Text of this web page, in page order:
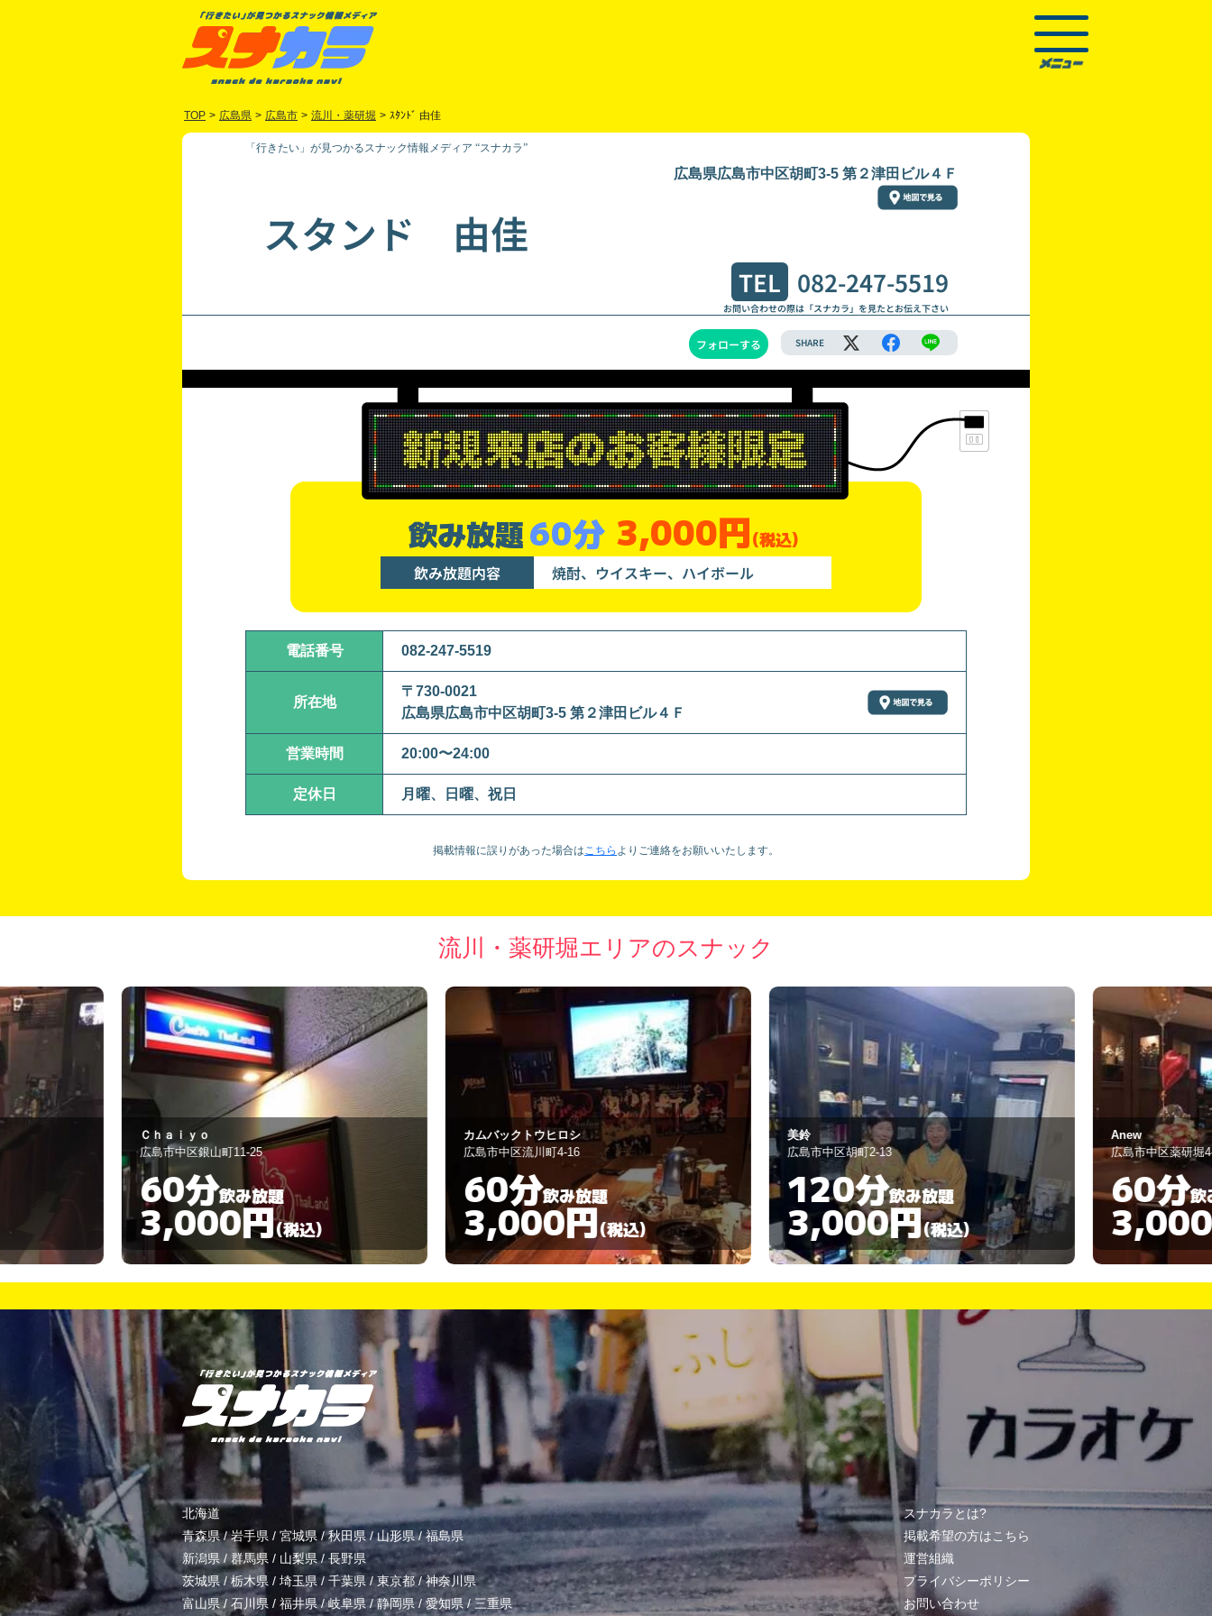
TOP > 広島県 > 広島市 > 流川・薬研堀 > ｽﾀﾝﾄﾞ 由佳
「行きたい」が見つかるスナック情報メディア “スナカラ”
広島県広島市中区胡町3-5 第２津田ビル４Ｆ
スタンド 由佳
TEL 082-247-5519
お問い合わせの際は「スナカラ」を見たとお伝え下さい
フォローする SHARE
飲み放題60分 3,000円(税込)
飲み放題内容 焼酎、ウイスキー、ハイボール
電話番号 082-247-5519
所在地
〒730-0021
広島県広島市中区胡町3-5 第２津田ビル４Ｆ
営業時間 20:00〜24:00
定休日 月曜、日曜、祝日
掲載情報に誤りがあった場合はこちら より ご連絡をお願いいたします。
流川・薬研堀エリアのスナック
カムバックトウヒロシ
広島市中区流川町4-16
60分飲み放題
3,000円(税込)
美鈴
広島市中区胡町2-13
120分飲み放題
3,000円(税込)
Anew
広島市中区薬研堀4-19
60分飲み放題
3,000円(税込)
Bar 禅
広島市中区新天
90分
北海道
青森県/岩手県 / 宮城県 /秋田県 /山形県/福島県
新潟県 / 群馬県 / 山梨県/長野県
茨城県 / 栃木県 / 埼玉県/ 千葉県 /東京都/神奈川県
富山県/ 石川県 / 福井県/岐阜県/静岡県/ 愛知県 / 三重県
スナカラとは?
掲載希望の方はこちら
運営組織
プライバシーポリシー
お問い合わせ